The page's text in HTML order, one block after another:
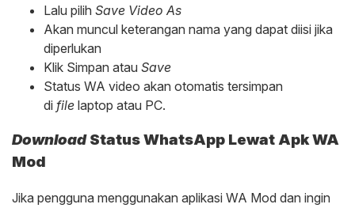
Lalu pilih Save Video As
Akan muncul keterangan nama yang dapat diisi jika
diperlukan
Klik Simpan atau Save
Status WA video akan otomatis tersimpan
di file laptop atau PC.
DownloadStatus WhatsApp Lewat Apk WA
Mod
Jika pengguna menggunakan aplikasi WA Mod dan ingin